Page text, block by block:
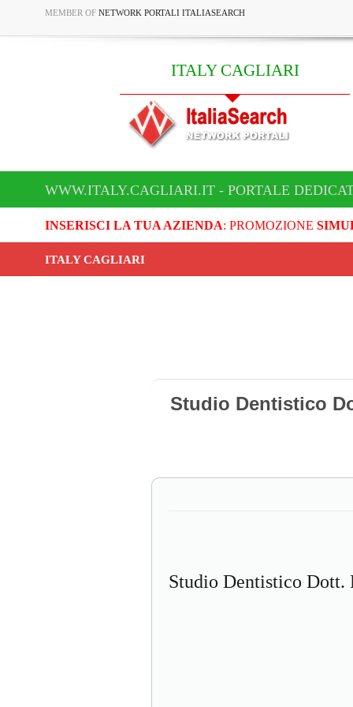
MEMBER OF NETWORK PORTALI ITALIASEARCH
ITALY CAGLIARI
WWW.ITALY.CAGLIARI.IT - PORTALE
INSERISCI LA TUA AZIENDA: PROMOZIONE
ITALY CAGLIARI
Studio Dentistico
Studio Dentistico Dott.